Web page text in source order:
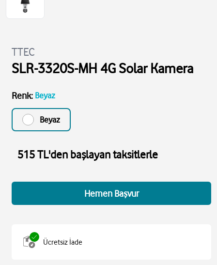
TTEC
SLR-3320S-MH 4G Solar Kamera
Renk: Beyaz
Beyaz
515 TL'den başlayan taksitlerle
Hemen Başvur
Ücretsiz İade